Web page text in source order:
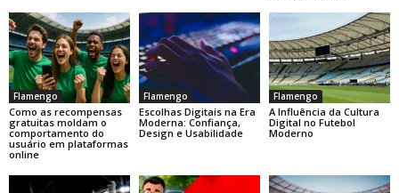
Flamengo
Como as recompensas
gratuitas moldam o
comportamento do
usuário em plataformas
online
Flamengo
Escolhas Digitais na Era
Moderna: Confiança,
Design e Usabilidade
Flamengo
A Influência da Cultura
Digital no Futebol
Moderno